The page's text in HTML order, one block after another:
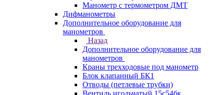
Манометр с термометром ДМТ
Дифманометры
Дополнительное оборудование для
манометров
Назад
Дополнительное оборудование для
манометров
Краны трехходовые под манометр
Блок клапанный БК1
Отводы (петлевые трубки)
Вентиль игольчатый 15с54бк